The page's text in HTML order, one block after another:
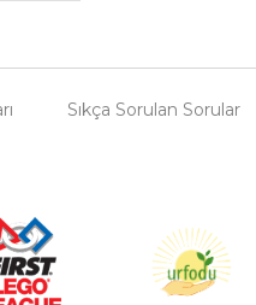
Sıkça Sorulan Sorular